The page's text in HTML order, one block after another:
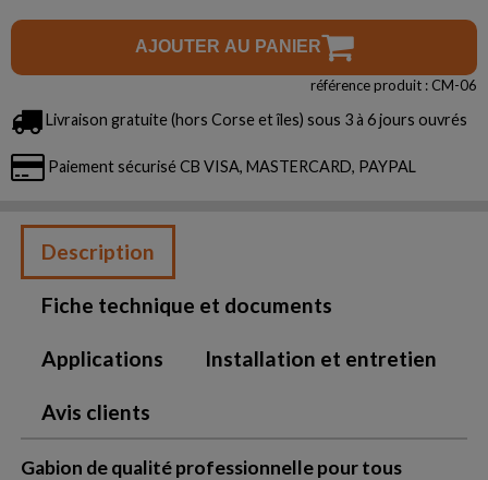
AJOUTER AU PANIER
référence produit : CM-06
Livraison gratuite (hors Corse et îles) sous 3 à 6 jours ouvrés
Paiement sécurisé CB VISA, MASTERCARD, PAYPAL
Description
Fiche technique et documents
Applications Installation et entretien
Avis clients
Gabion de qualité professionnelle pour tous